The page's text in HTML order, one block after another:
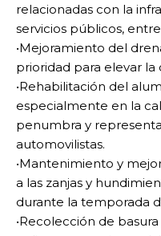
relacionadas con la
servicios públicos,
•Mejoramiento del
prioridad para elevar la
•Rehabilitación del
especialmente en la
penumbra y
automovilistas.
•Mantenimiento y
a las zanjas y
durante la temporada
•Recolección de